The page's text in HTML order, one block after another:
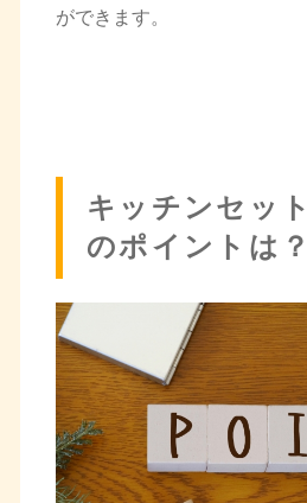
ができます。
キッチンセッ
のポイントは？